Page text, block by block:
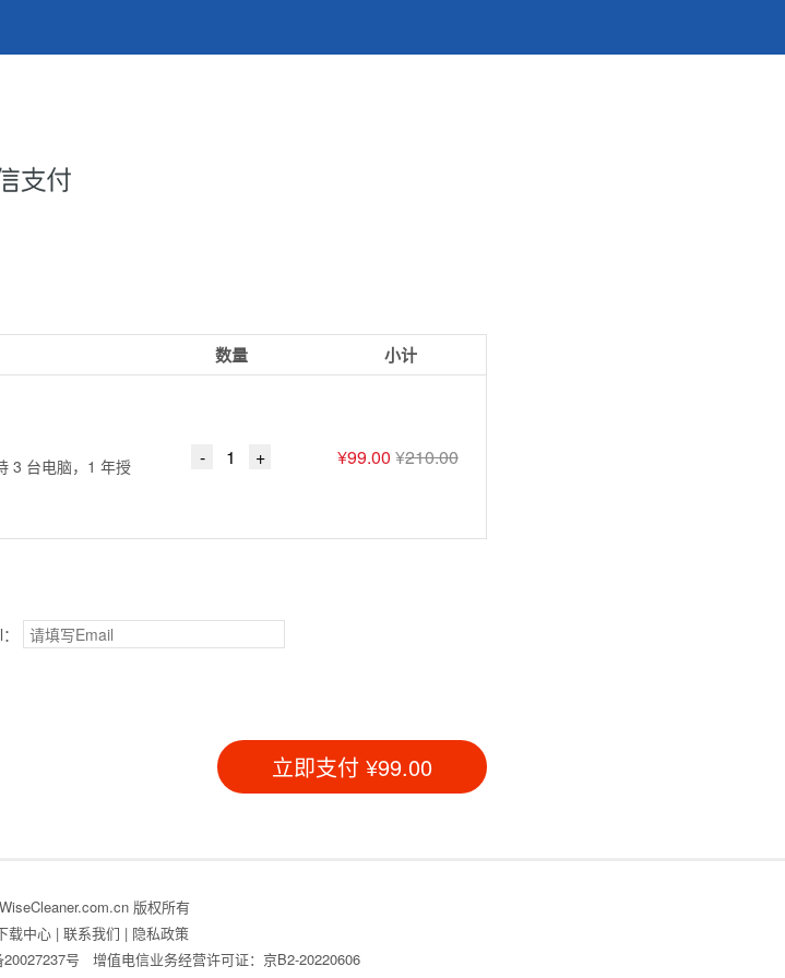
数量 小计
3 台电脑，1 年授
¥99.00 ¥210.00
立即支付 ¥99.00
版权所有
载中心 | 联系我们 | 隐私政策
号 增值电信业务经营许可证：京B2-20220606